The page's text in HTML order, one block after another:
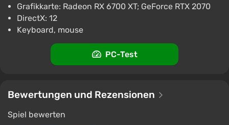
Grafikkarte: Radeon RX 6700 XT; GeForce RTX 2070
DirectX: 12
Keyboard, mouse
PC-Test
Bewertungen und Rezensionen
Spiel bewerten